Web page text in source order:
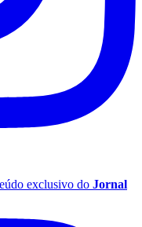
exclusivo do Jornal